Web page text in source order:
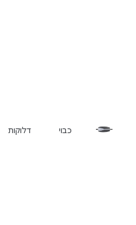
דלוקות